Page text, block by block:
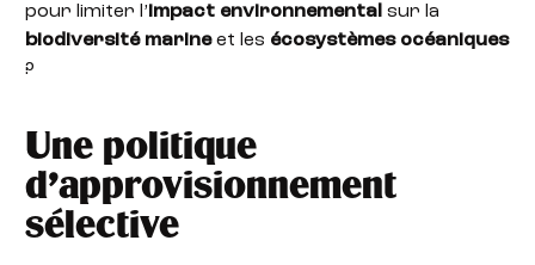
pour limiter l’impact environnemental sur la
biodiversité marineet les écosystèmes océaniques
?
Une politique
d’approvisionnement
sélective